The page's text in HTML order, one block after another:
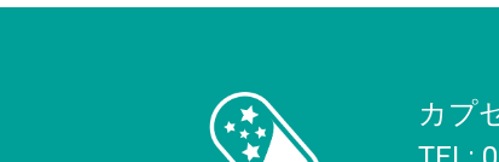
カプ